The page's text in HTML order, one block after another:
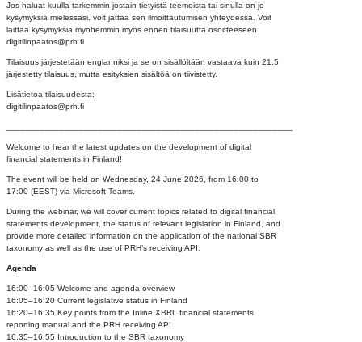
Jos haluat kuulla tarkemmin jostain tietyistä teemoista tai sinulla on jo
kysymyksiä mielessäsi, voit jättää sen ilmoittautumisen yhteydessä. Voit
laittaa kysymyksiä myöhemmin myös ennen tilaisuutta osoitteeseen
digitilinpaatos@prh.fi
Tilaisuus järjestetään englanniksi ja se on sisällöltään vastaava kuin 21.5
järjestetty tilaisuus, mutta esityksien sisältöä on tiivistetty.
Lisätietoa tilaisuudesta:
digitilinpaatos@prh.fi
Welcome to hear the latest updates on the development of digital
financial statements in Finland!
The event will be held on Wednesday, 24 June 2026, from 16:00 to
17:00 (EEST) via Microsoft Teams.
During the webinar, we will cover current topics related to digital financial
statements development, the status of relevant legislation in Finland, and
provide more detailed information on the application of the national SBR
taxonomy as well as the use of PRH’s receiving API.
Agenda
16:00–16:05 Welcome and agenda overview
16:05–16:20 Current legislative status in Finland
16:20–16:35 Key points from the Inline XBRL financial statements
reporting manual and the PRH receiving API
16:35–16:55 Introduction to the SBR taxonomy